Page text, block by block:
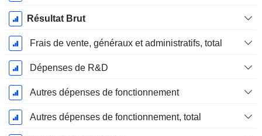
Résultat Brut
Frais de vente, généraux et administratifs, total
Dépenses de R&D
Autres dépenses de fonctionnement
Autres dépenses de fonctionnement, total